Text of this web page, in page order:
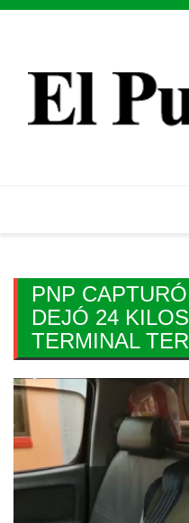
Skip
PNP
DEJÓ 24
TERMINAL